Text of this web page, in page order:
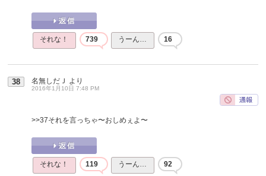
それな！ 739 うーん… 16
38 名無しだＪ より
2016年1月10日 7:48 PM
>>37それを言っちゃ〜おしめぇよ〜
それな！ 119 うーん… 92